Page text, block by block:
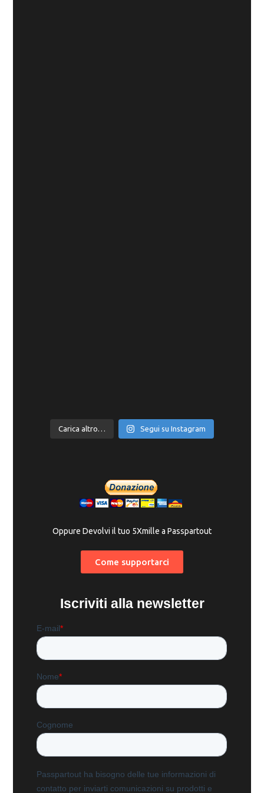
Carica altro… Segui su Instagram
Oppure Devolvi il tuo 5Xmille a Passpartout
Come supportarci
Iscriviti alla newsletter